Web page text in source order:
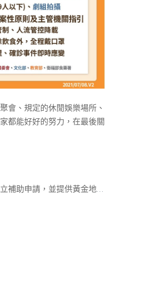
會、規定的休閒娛樂場所、
都能好好的努力，在最後關
補助申請，並提供黃金地址